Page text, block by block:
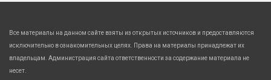
Все материалы на данном сайте взяты из открытых источников и предоставляются
исключительно в ознакомительных целях. Права на материалы принадлежат их
владельцам. Администрация сайта ответственности за содержание материала не
несет.